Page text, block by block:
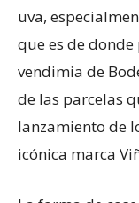
uva,
que es de
vendimia de
de las parcelas
lanzamiento de
icónica marca